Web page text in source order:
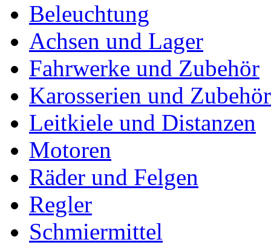
Beleuchtung
Achsen und Lager
Fahrwerke und Zubehör
Karosserien und Zubehör
Leitkiele und Distanzen
Motoren
Räder und Felgen
Regler
Schmiermittel